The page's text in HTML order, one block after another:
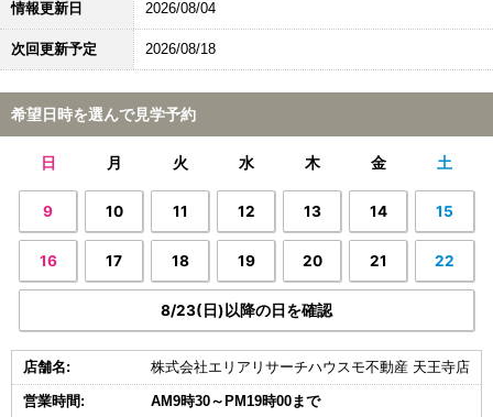
情報更新日 2026/08/04
次回更新予定 2026/08/18
希望日時を選んで見学予約
日 月 火 水 木 金 土
9 10 11 12 13 14 15
16 17 18 19 20 21 22
8/23(日)以降の日を確認
店舗名: 株式会社エリアリサーチハウスモ不動産 天王寺店
営業時間: AM9時30～PM19時00まで